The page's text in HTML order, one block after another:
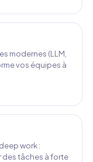
modernes (LLM,
vos équipes à
work :
tâches à forte